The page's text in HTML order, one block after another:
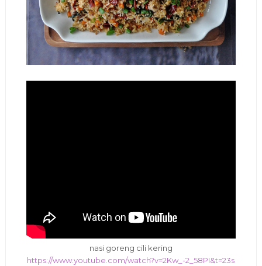
nasi goreng cili kering
https://www.youtube.com/watch?v=2Kw_-2_58PI&t=23s